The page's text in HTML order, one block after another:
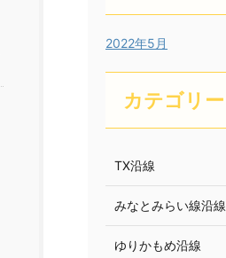
2022年5月
カテゴリー
TX沿線
みなとみらい線沿線
ゆりかもめ沿線